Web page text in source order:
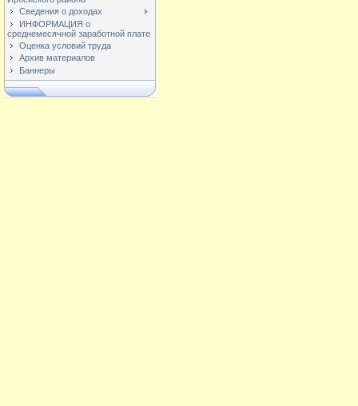
Сведения о доходах
ИНФОРМАЦИЯ о
среднемесячной заработной плате
Оценка условий труда
Архив материалов
Баннеры